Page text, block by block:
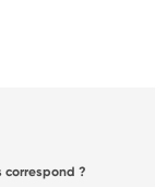
correspond ?